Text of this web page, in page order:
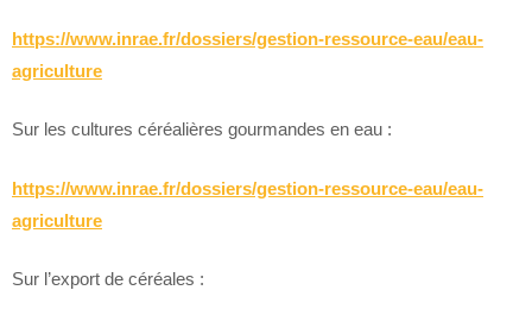
https://www.inrae.fr/dossiers/gestion-ressource-eau/eau-
agriculture
Sur les cultures céréalières gourmandes en eau :
https://www.inrae.fr/dossiers/gestion-ressource-eau/eau-
agriculture
Sur l’export de céréales :